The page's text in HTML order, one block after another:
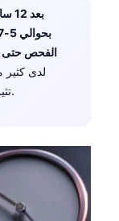
الفحص حتى
المستويات فوق 1.5 mmol/L تثير قلق السُميّة.